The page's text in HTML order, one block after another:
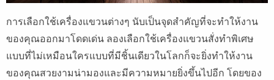
การเลือกใช้เครื่องแขวนต่างๆ นับเป็นจุดสำคัญที่จะทำให้งาน
ของคุณออกมาโดดเด่น ลองเลือกใช้เครื่องแขวนสั่งทำพิเศษ
แบบที่ไม่เหมือนใครแบบที่มีชิ้นเดียวในโลกก็จะยิ่งทำให้งาน
ของคุณสวยงามน่ามองและมีความหมายยิ่งขึ้นไปอีก โดยของ